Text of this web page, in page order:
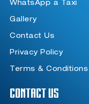
WhatsApp a Taxi
Gallery
Contact Us
Privacy Policy
Terms & Conditions
Contact Us